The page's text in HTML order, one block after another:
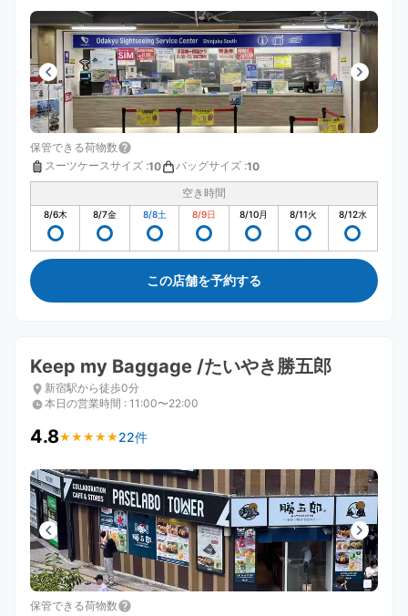
保管できる荷物数
スーツケースサイズ :10 バッグサイズ :10
空き時間
8/6木 8/7金 8/8土 8/9日 8/10月 8/11火 8/12水
この店舗を予約する
Keep my Baggage /たいやき勝五郎
新宿駅から徒歩0分
本日の営業時間 : 11:00〜22:00
4.8★ ★ ★ ★ ★
★ ★ ★ ★ ★ 22件
保管できる荷物数